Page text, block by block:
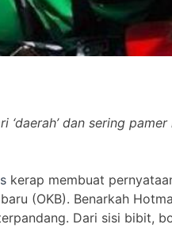
‘daerah’ dan sering
kerap membuat
(OKB). Benarkah
Dari sisi bibit,